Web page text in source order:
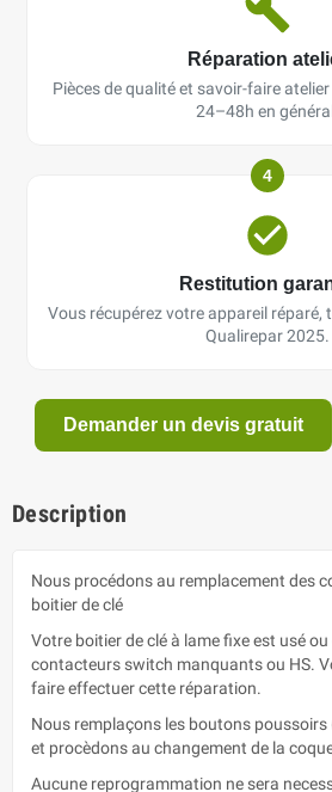
Réparation
Pièces de qualité et savoir-faire
24–48h en
4
Restitution
Vous récupérez votre appareil réparé,
Qualirepar 2025.
Demander un devis gratuit
Description
Nous procédons au remplacement des
boitier de clé
Votre boitier de clé à lame fixe est usé
contacteurs switch manquants ou HS.
faire effectuer cette réparation.
Nous remplaçons les boutons poussoirs
et procèdons au changement de la
Aucune reprogrammation ne sera